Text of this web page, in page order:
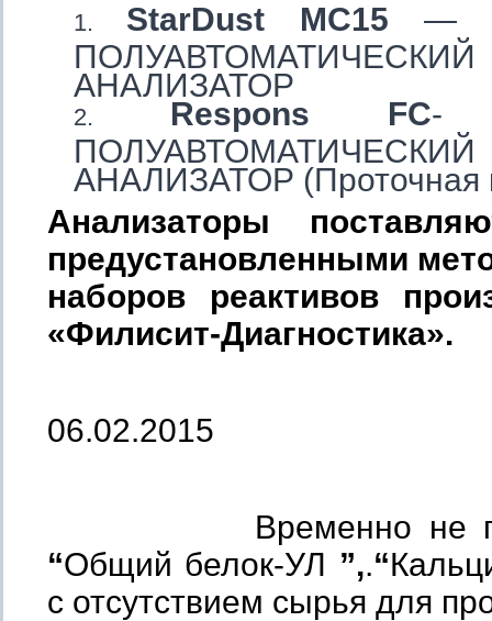
StarDust MC15 —
АНАЛИЗАТОР
Respons FC-
АНАЛИЗАТОР (Проточная
Анализаторы
предустановленными
наборов реактивов
«Филисит-Диагностика».
06.02.2015
Временно не
“Общий белок-УЛ ”,.“
с отсутствием сырья для